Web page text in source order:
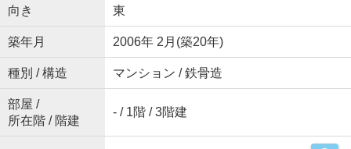
向き 東
築年月 2006年 2月(築20年)
種別 / 構造 マンション / 鉄骨造
部屋 /
所在階 / 階建
- / 1階 / 3階建